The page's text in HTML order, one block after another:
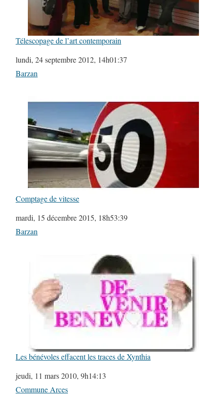
Télescopage de l’art contemporain
Date
lundi, 24 septembre 2012, 14h01:37
Par rapport à
Barzan
Comptage de vitesse
Date
mardi, 15 décembre 2015, 18h53:39
Par rapport à
Barzan
Les bénévoles effacent les traces de Xynthia
Date
jeudi, 11 mars 2010, 9h14:13
Par rapport à
Commune Arces